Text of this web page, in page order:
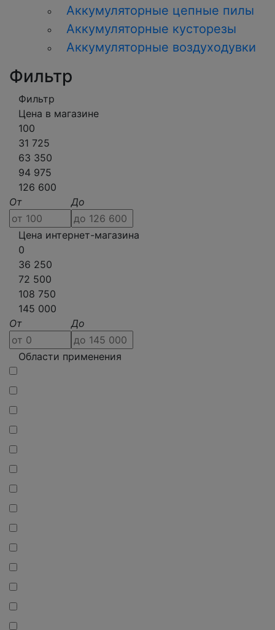
Аккумуляторные цепные пилы
Аккумуляторные кусторезы
Аккумуляторные воздуходувки
Фильтр
Фильтр
Цена в магазине
100
31 725
63 350
94 975
126 600
От
До
Цена интернет-магазина
0
36 250
72 500
108 750
145 000
От
До
Области применения